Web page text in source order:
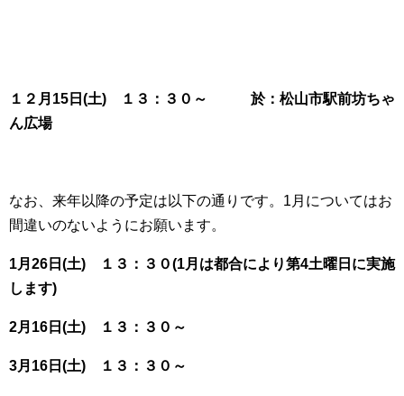
１２月15日(土) １３：３０～ 於：松山市駅前坊ちゃ
ん広場
なお、来年以降の予定は以下の通りです。1月についてはお
間違いのないようにお願います。
1月26日(土) １３：３０(1月は都合により第4土曜日に実施
します)
2月16日(土) １３：３０～
3月16日(土) １３：３０～